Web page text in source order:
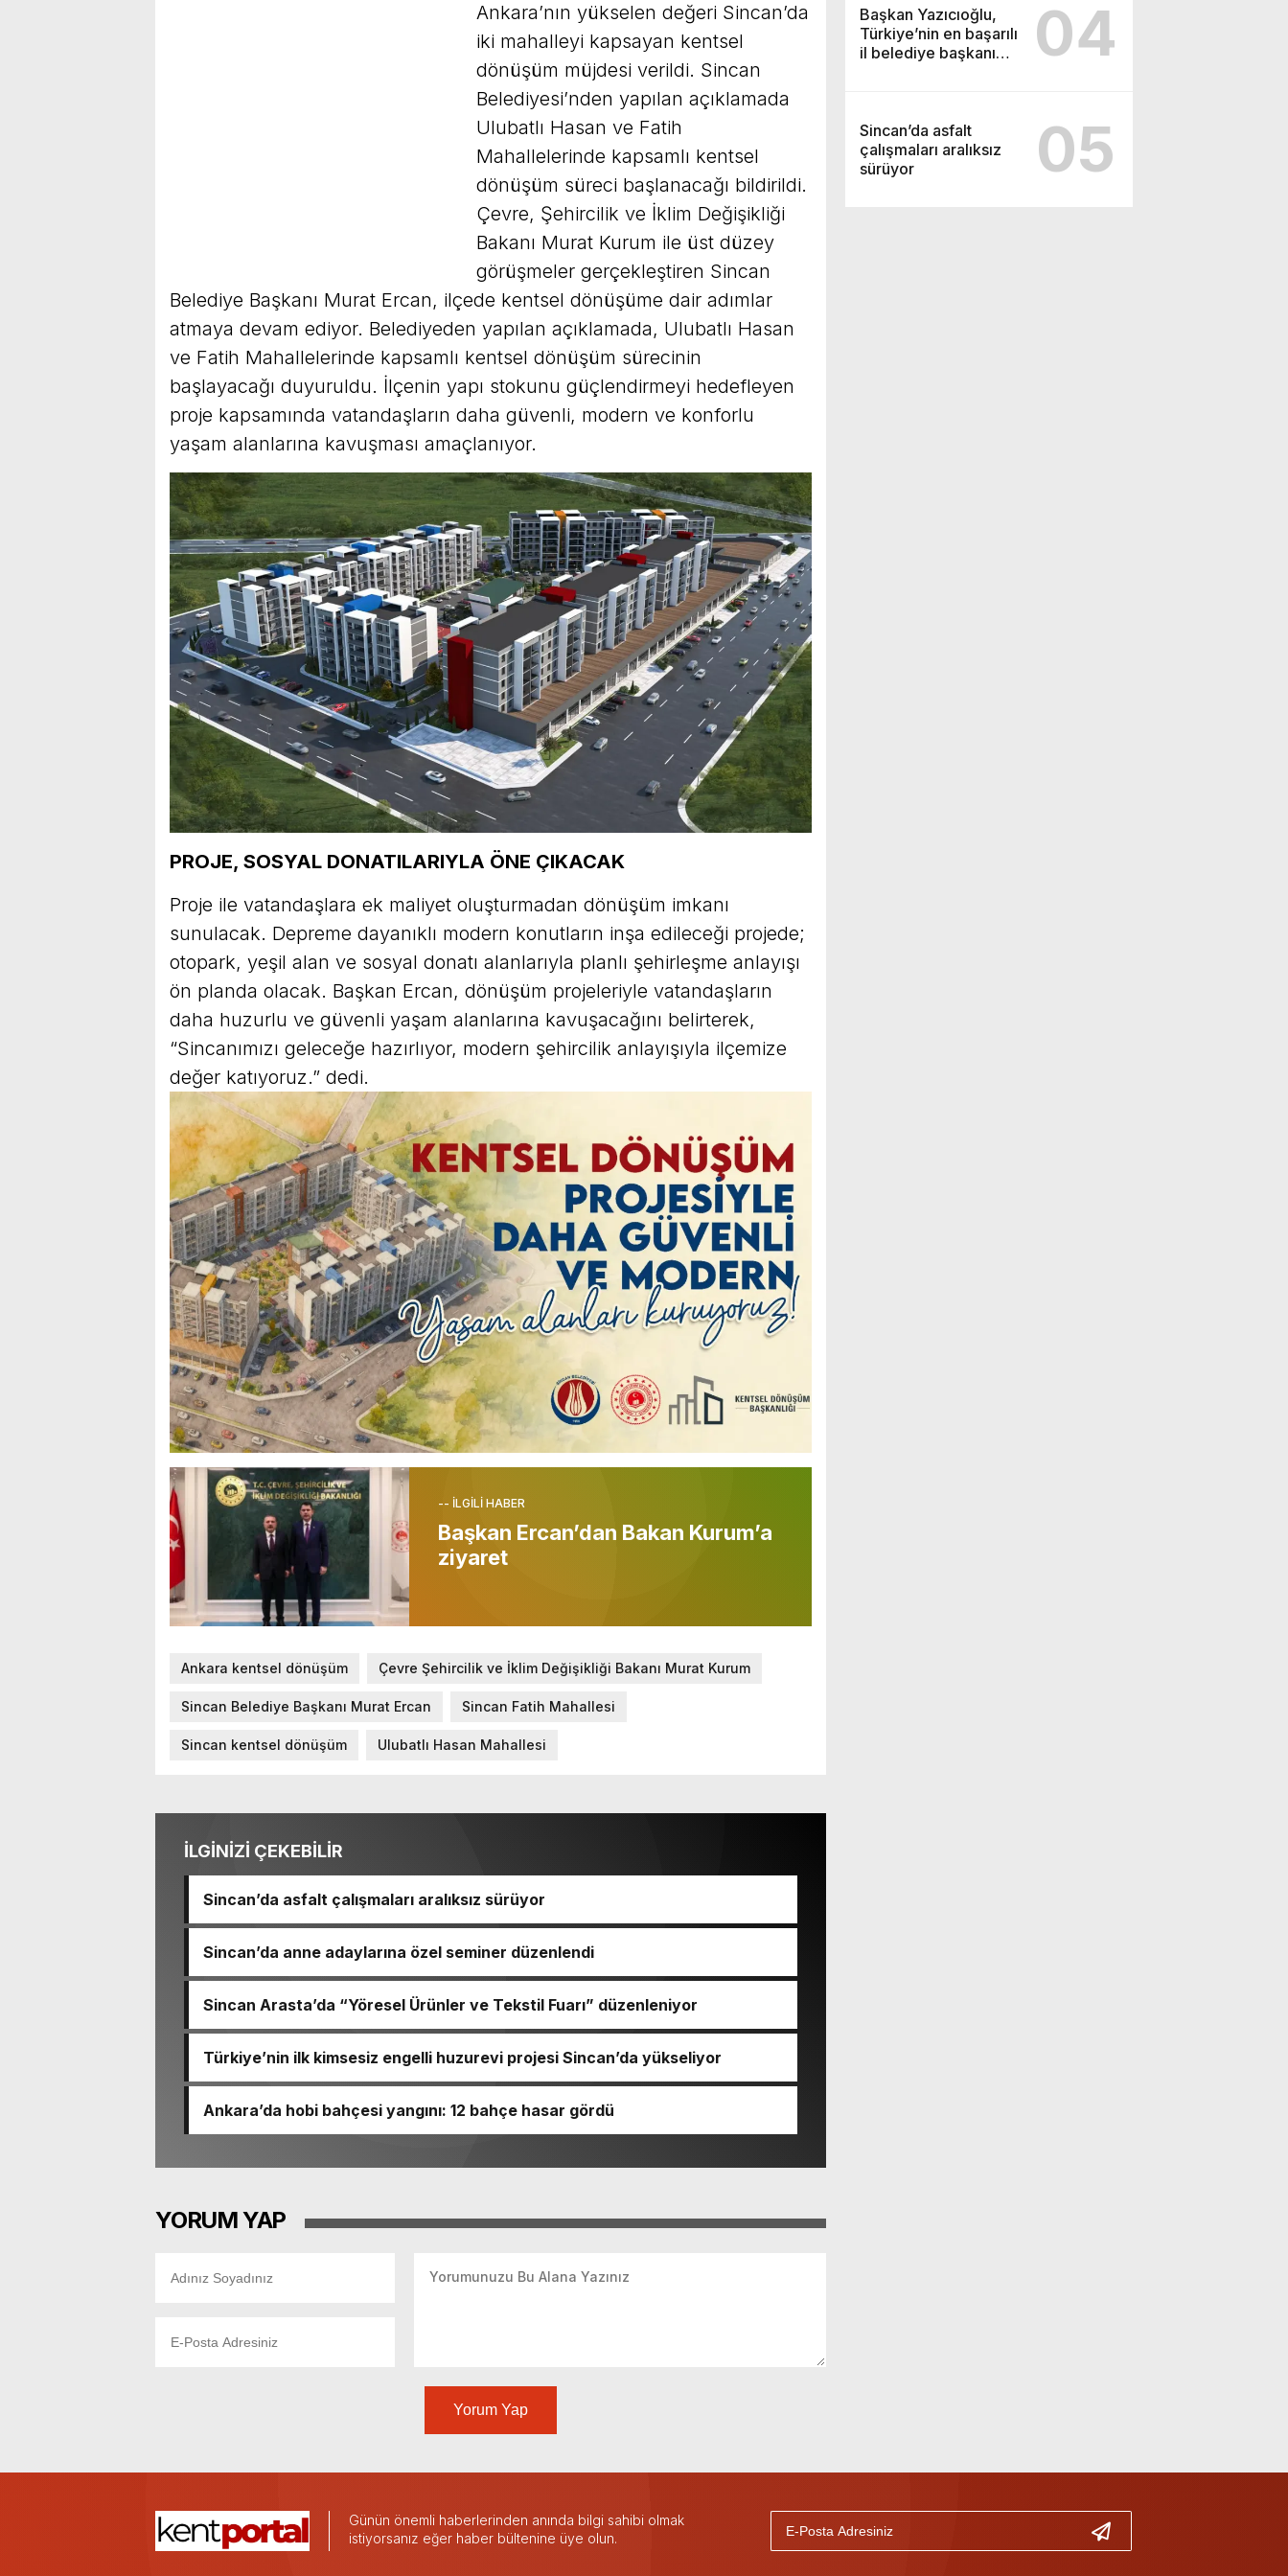
Başkan Yazıcıoğlu,
Türkiye’nin en başarılı
il belediye başkanı
04
Sincan’da asfalt
çalışmaları aralıksız
sürüyor
05
Ankara’nın yükselen değeri Sincan’da
iki mahalleyi kapsayan kentsel
dönüşüm müjdesi verildi. Sincan
Belediyesi’nden yapılan açıklamada
Ulubatlı Hasan ve Fatih
Mahallelerinde kapsamlı kentsel
dönüşüm süreci başlanacağı bildirildi.
Çevre, Şehircilik ve İklim Değişikliği
Bakanı Murat Kurum ile üst düzey
görüşmeler gerçekleştiren Sincan
Belediye Başkanı Murat Ercan, ilçede kentsel dönüşüme dair adımlar
atmaya devam ediyor. Belediyeden yapılan açıklamada, Ulubatlı Hasan
ve Fatih Mahallelerinde kapsamlı kentsel dönüşüm sürecinin
başlayacağı duyuruldu. İlçenin yapı stokunu güçlendirmeyi hedefleyen
proje kapsamında vatandaşların daha güvenli, modern ve konforlu
yaşam alanlarına kavuşması amaçlanıyor.
PROJE, SOSYAL DONATILARIYLA ÖNE ÇIKACAK
Proje ile vatandaşlara ek maliyet oluşturmadan dönüşüm imkanı
sunulacak. Depreme dayanıklı modern konutların inşa edileceği projede;
otopark, yeşil alan ve sosyal donatı alanlarıyla planlı şehirleşme anlayışı
ön planda olacak. Başkan Ercan, dönüşüm projeleriyle vatandaşların
daha huzurlu ve güvenli yaşam alanlarına kavuşacağını belirterek,
“Sincanımızı geleceğe hazırlıyor, modern şehircilik anlayışıyla ilçemize
değer katıyoruz.” dedi.
-- İLGİLİ HABER
Başkan Ercan’dan Bakan Kurum’a
ziyaret
Ankara kentsel dönüşüm Çevre Şehircilik ve İklim Değişikliği Bakanı Murat Kurum
Sincan Belediye Başkanı Murat Ercan Sincan Fatih Mahallesi
Sincan kentsel dönüşüm Ulubatlı Hasan Mahallesi
İLGİNİZİ ÇEKEBİLİR
Sincan’da asfalt çalışmaları aralıksız sürüyor
Sincan’da anne adaylarına özel seminer düzenlendi
Sincan Arasta’da “Yöresel Ürünler ve Tekstil Fuarı” düzenleniyor
Türkiye’nin ilk kimsesiz engelli huzurevi projesi Sincan’da yükseliyor
Ankara’da hobi bahçesi yangını: 12 bahçe hasar gördü
YORUM YAP
Yorum Yap
Günün önemli haberlerinden anında bilgi sahibi olmak
istiyorsanız eğer haber bültenine üye olun.